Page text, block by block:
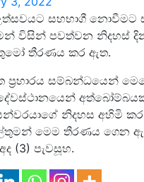
සහභාගී
විසින් පවත්වන නිදහස්
තීරණය කර ඇත.
ප්‍රහාරය සම්බන්ධයෙන්
නිදහස අහිමි
මෙම තීරණය ගෙන
(3) පැවසූහ.